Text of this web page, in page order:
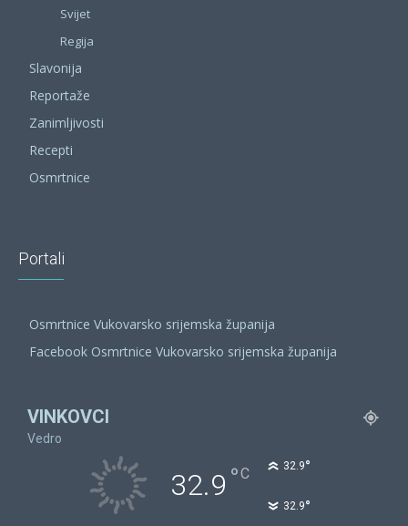
Svijet
Regija
Slavonija
Reportaže
Zanimljivosti
Recepti
Osmrtnice
Portali
Osmrtnice Vukovarsko srijemska županija
Facebook Osmrtnice Vukovarsko srijemska županija
VINKOVCI
Vedro
32.9 °C 32.9°
32.9°